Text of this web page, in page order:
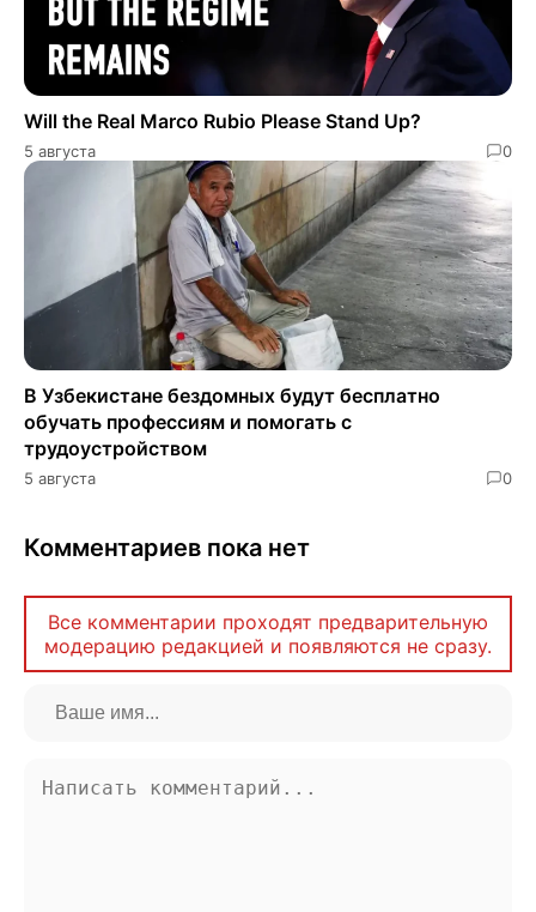
Will the Real Marco Rubio Please Stand Up?
5 августа 0
В Узбекистане бездомных будут бесплатно
обучать профессиям и помогать с
трудоустройством
5 августа 0
Комментариев пока нет
Все комментарии проходят предварительную
модерацию редакцией и появляются не сразу.